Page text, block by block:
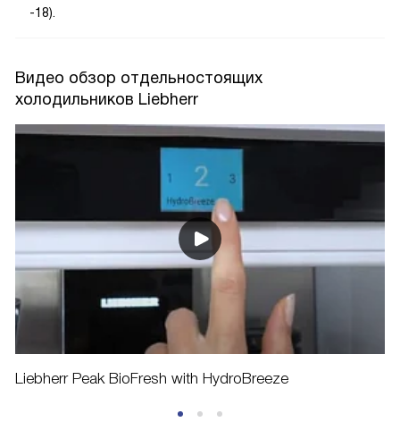
-18).
Видео обзор отдельностоящих
холодильников Liebherr
Liebherr Peak BioFresh with HydroBreeze